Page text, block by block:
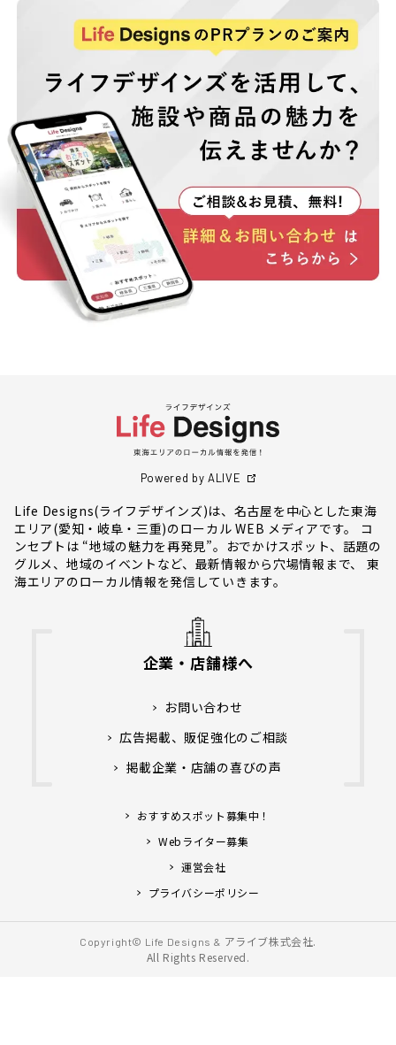
Powered by ALIVE
Life Designs(ライフデザインズ)は、名古屋を中心とした東海
エリア(愛知・岐阜・三重)のローカル WEB メディアです。 コ
ンセプトは “地域の魅力を再発見”。おでかけスポット、話題の
グルメ、地域のイベントなど、最新情報から穴場情報まで、 東
海エリアのローカル情報を発信していきます。
企業・店舗様へ
お問い合わせ
広告掲載、販促強化のご相談
掲載企業・店舗の喜びの声
おすすめスポット募集中！
Webライター募集
運営会社
プライバシーポリシー
Copyright© Life Designs & アライブ株式会社.
All Rights Reserved.